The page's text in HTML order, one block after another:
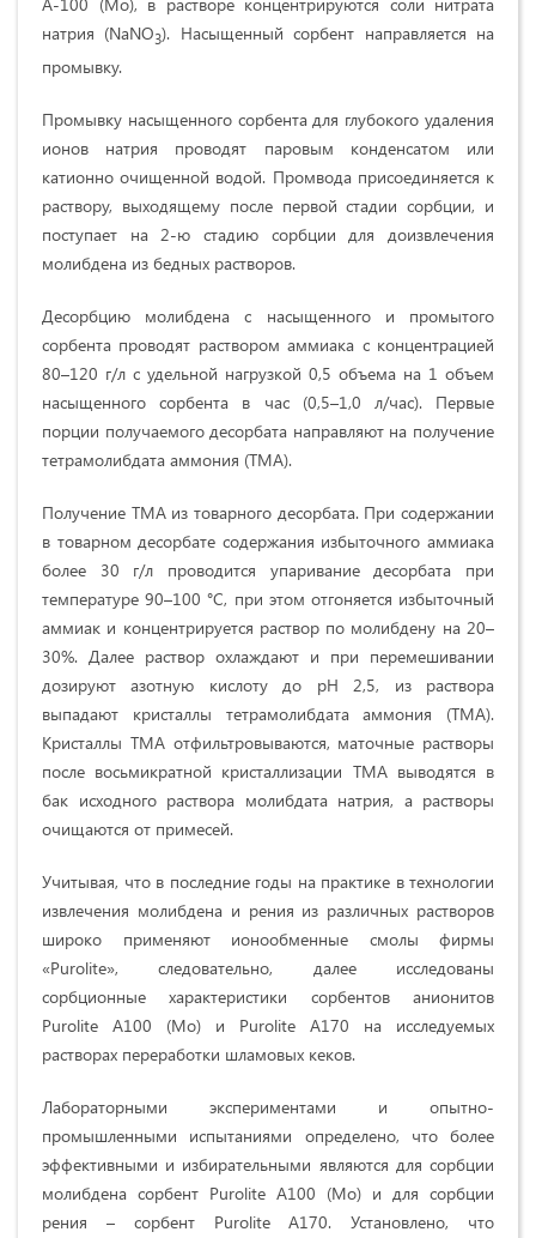
А-100 (Мо), в растворе концентрируются соли нитрата
натрия (NaNО3). Насыщенный сорбент направляется на
промывку.
Промывку насыщенного сорбента для глубокого удаления
ионов натрия проводят паровым конденсатом или
катионно очищенной водой. Промвода присоединяется к
раствору, выходящему после первой стадии сорбции, и
поступает на 2-ю стадию сорбции для доизвлечения
молибдена из бедных растворов.
Десорбцию молибдена с насыщенного и промытого
сорбента проводят раствором аммиака с концентрацией
80–120 г/л с удельной нагрузкой 0,5 объема на 1 объем
насыщенного сорбента в час (0,5–1,0 л/час). Первые
порции получаемого десорбата направляют на получение
тетрамолибдата аммония (ТМА).
Получение ТМА из товарного десорбата. При содержании
в товарном десорбате содержания избыточного аммиака
более 30 г/л проводится упаривание десорбата при
температуре 90–100 °С, при этом отгоняется избыточный
аммиак и концентрируется раствор по молибдену на 20–
30%. Далее раствор охлаждают и при перемешивании
дозируют азотную кислоту до pH 2,5, из раствора
выпадают кристаллы тетрамолибдата аммония (ТМА).
Кристаллы ТМА отфильтровываются, маточные растворы
после восьмикратной кристаллизации ТМА выводятся в
бак исходного раствора молибдата натрия, а растворы
очищаются от примесей.
Учитывая, что в последние годы на практике в технологии
извлечения молибдена и рения из различных растворов
широко применяют ионообменные смолы фирмы
«Purolite», следовательно, далее исследованы
сорбционные характеристики сорбентов анионитов
Purolite А100 (Мо) и Purolite А170 на исследуемых
растворах переработки шламовых кеков.
Лабораторными экспериментами и опытно-
промышленными испытаниями определено, что более
эффективными и избирательными являются для сорбции
молибдена сорбент Purolite А100 (Мо) и для сорбции
рения – сорбент Purolite А170. Установлено, что